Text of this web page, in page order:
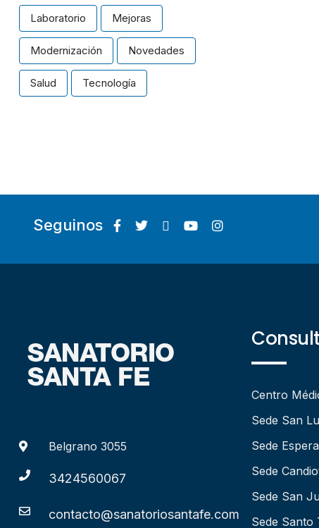
Laboratorio Mejoras
Modernización Novedades
Salud Tecnología
Seguinos
Belgrano 3055
3424560067
contacto@sanatoriosantafe.com
Centro
Sede San
Sede
Sede
Sede San
Sede Santo